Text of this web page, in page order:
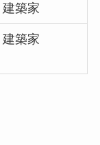
建築家
建築家